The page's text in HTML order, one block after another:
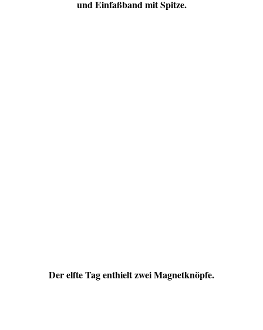
und Einfaßband mit Spitze.
Der elfte Tag enthielt zwei Magnetknöpfe.